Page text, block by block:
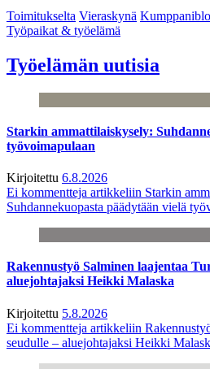
Toimitukselta Vieraskynä
Työpaikat & työelämä
Työelämän uutisia
Starkin ammattilaiskysely:
työvoimapulaan
Kirjoitettu 6.8.2026
Ei kommentteja artikkeliin Starkin
Suhdannekuopasta päädytään vielä
Rakennustyö Salminen laajentaa
aluejohtajaksi Heikki Malaska
Kirjoitettu 5.8.2026
Ei kommentteja artikkeliin
seudulle – aluejohtajaksi Heikki